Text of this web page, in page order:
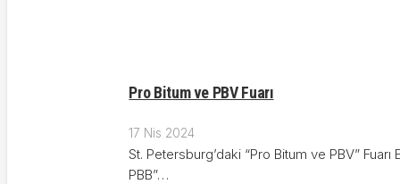
Pro Bitum ve PBV Fuarı
17 Nis 2024
St. Petersburg’daki “Pro Bitum ve PBV”
PBB”…